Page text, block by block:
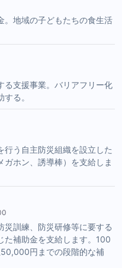
。地域の子どもたちの食生活
る支援事業。バリアフリー化
る。
う自主防災組織を設立した
ホン、誘導棒）を支給しま
災訓練、防災研修等に要する
た補助金を支給します。100
円までの段階的な補